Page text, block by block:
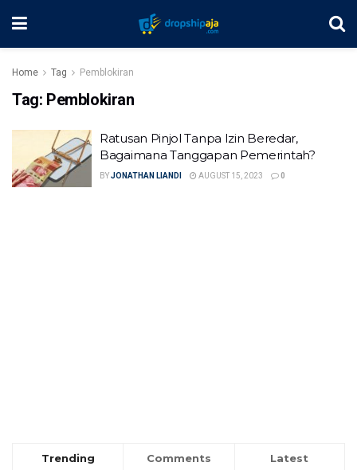
Home Tag Pemblokiran
Tag: Pemblokiran
Ratusan Pinjol Tanpa Izin Beredar,
Bagaimana Tanggapan Pemerintah?
BYJONATHAN LIANDI AUGUST 15, 2023 0
Trending Comments Latest